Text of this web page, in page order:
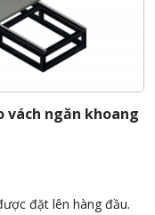
vách ngăn khoang
đặt lên hàng đầu.